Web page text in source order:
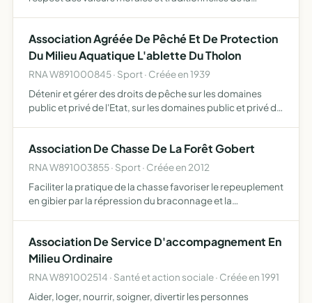
toute i…
Association Agréée De Pêché Et De Protection
Du Milieu Aquatique L'ablette Du Tholon
RNA W891000845 · Sport · Créée en 1939
Détenir et gérer des droits de pêche sur les domaines
public et privé de l'Etat, sur les domaines public et privé de
Association De Chasse De La Forêt Gobert
RNA W891003855 · Sport · Créée en 2012
Faciliter la pratique de la chasse favoriser le repeuplement
en gibier par la répression du braconnage et la
Association De Service D'accompagnement En
Milieu Ordinaire
RNA W891002514 · Santé et action sociale · Créée en 1991
Aider, loger, nourrir, soigner, divertir les personnes